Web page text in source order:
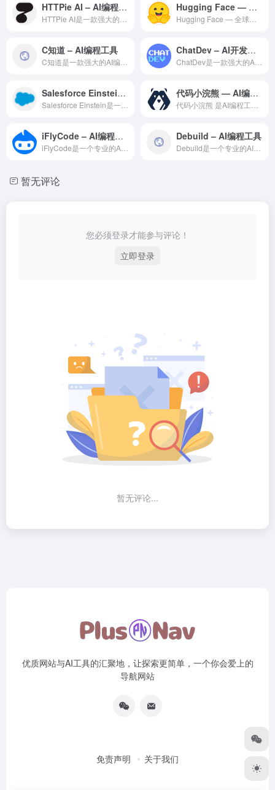
HTTPie AI – AI编程工具 Hugging Face — 全球最大的开源AI社区与模型协作平台
C知道 – AI编程工具 ChatDev – AI开发平台
Salesforce Einstein – 企业级 AI 智能 CRM 代码小浣熊 — AI编程工具领域的专业 AI 工具
iFlyCode – AI编程工具 Debuild – AI编程工具
暂无评论
您必须登录才能参与评论！
立即登录
暂无评论...
优质网站与AI工具的汇聚地，让探索更简单，一个你会爱上的
导航网站
免责声明 关于我们